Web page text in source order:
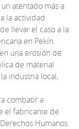
atentado más a
la actividad
llevar el caso a la
en Pekín
una erosión de
de material
industria local,
combatir a
el fabricante de
Humanos